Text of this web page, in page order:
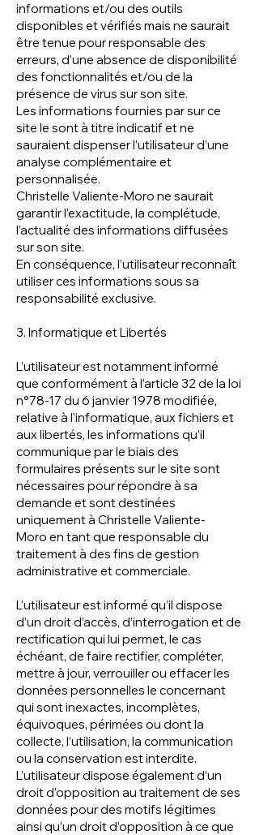
informations et/ou des outils
disponibles et vérifiés mais ne saurait
être tenue pour responsable des
erreurs, d’une absence de disponibilité
des fonctionnalités et/ou de la
présence de virus sur son site.
Les informations fournies par sur ce
site le sont à titre indicatif et ne
sauraient dispenser l’utilisateur d’une
analyse complémentaire et
personnalisée.
Christelle Valiente-Moro ne saurait
garantir l’exactitude, la complétude,
l’actualité des informations diffusées
sur son site.
En conséquence, l’utilisateur reconnaît
utiliser ces informations sous sa
responsabilité exclusive.
3. Informatique et Libertés
L’utilisateur est notamment informé
que conformément à l’article 32 de la loi
n°78-17 du 6 janvier 1978 modifiée,
relative à l’informatique, aux fichiers et
aux libertés, les informations qu’il
communique par le biais des
formulaires présents sur le site sont
nécessaires pour répondre à sa
demande et sont destinées
uniquement à Christelle Valiente-
Moro en tant que responsable du
traitement à des fins de gestion
administrative et commerciale.
L’utilisateur est informé qu’il dispose
d’un droit d’accès, d’interrogation et de
rectification qui lui permet, le cas
échéant, de faire rectifier, compléter,
mettre à jour, verrouiller ou effacer les
données personnelles le concernant
qui sont inexactes, incomplètes,
équivoques, périmées ou dont la
collecte, l’utilisation, la communication
ou la conservation est interdite.
L’utilisateur dispose également d’un
droit d’opposition au traitement de ses
données pour des motifs légitimes
ainsi qu’un droit d’opposition à ce que